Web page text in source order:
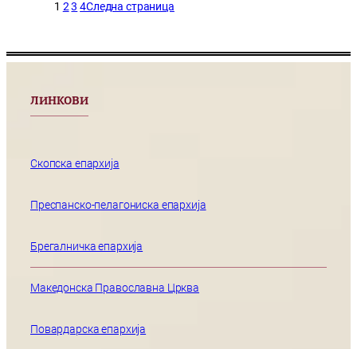
1 23 4Следна страница
ЛИНКОВИ
Скопска епархија
Преспанско-пелагониска епархија
Брегалничка епархија
Македонска Православна Црква
Повардарска епархија